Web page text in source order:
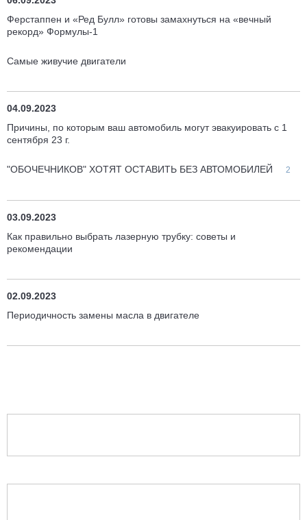
Ферстаппен и «Ред Булл» готовы замахнуться на «вечный
рекорд» Формулы-1
Самые живучие двигатели
04.09.2023
Причины, по которым ваш автомобиль могут эвакуировать с 1
сентября 23 г.
"ОБОЧЕЧНИКОВ" ХОТЯТ ОСТАВИТЬ БЕЗ АВТОМОБИЛЕЙ 2
03.09.2023
Как правильно выбрать лазерную трубку: советы и
рекомендации
02.09.2023
Периодичность замены масла в двигателе